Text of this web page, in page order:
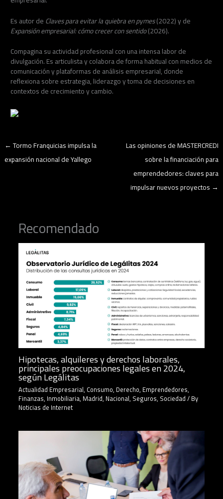
Es autor deClaves para evitar la quiebra en pymes(2022) y de
Expansión empresarial: cómo crecer con sentido(2026).
Compagina su actividad profesional con una intensa labor de
divulgación. Es articulista y colabora de forma habitual con medios de
comunicación y plataformas de análisis empresarial, donde
reflexiona sobre estrategia, liderazgo y toma de decisiones en
contextos de crecimiento y cambio.
←Tormo Franquicias impulsa la
expansión nacional de Yallego
Las opiniones de MASTERCREDI
sobre la financiación para
emprendedores: claves para
impulsar nuevos proyectos →
Recomendado
Hipotecas, alquileres y derechos laborales,
principales preocupaciones legales en 2024,
según Legálitas
Actualidad Empresarial, Consumo, Derecho, Emprendedores,
Finanzas, Inmobiliaria, Madrid, Nacional, Seguros, Sociedad/ By
Noticias de Internet